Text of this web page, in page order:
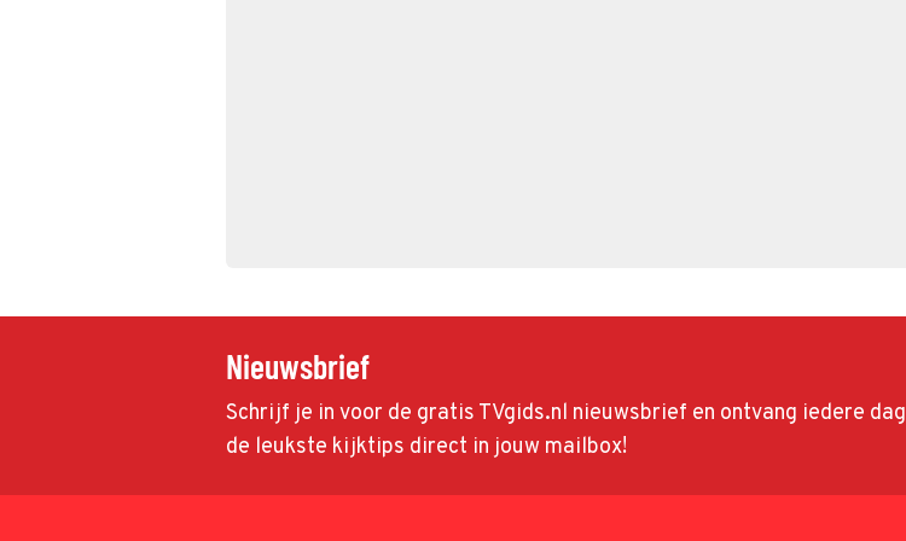
Nieuwsbrief
Schrijf je in voor de gratis TVgids.nl nieuwsbrief en ontvang iedere dag
de leukste kijktips direct in jouw mailbox!